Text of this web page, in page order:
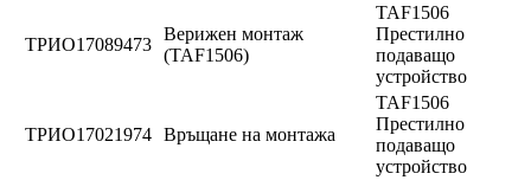
ТРИО17089473
Верижен монтаж
(TAF1506)
TAF1506
Престилно
подаващо
устройство
ТРИО17021974 Връщане на монтажа
TAF1506
Престилно
подаващо
устройство